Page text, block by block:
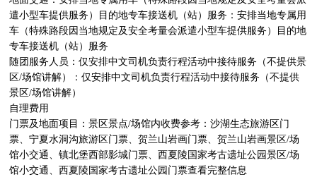
遣小型车提供服务）目的地专车接送机（站）服务：安排当地专属用
车（特殊路段因当地规定及安全考量会派遣小型车提供服务）目的地
专车接送机（站）服务
随团服务人员：仅安排中文司机负责行程活动中接待服务（不提供景
区/场馆讲解）：仅安排中文司机负责行程活动中接待服务（不提供
景区/场馆讲解）
自理费用
门票及地面项目：景区景点/场馆内收费参考：沙湖生态旅游区门
票、宁夏水洞沟旅游区门票、贺兰山岩画门票、贺兰山岩画景区/场
馆小交通、镇北堡西部影城门票、西夏陵国家考古遗址公园景区/场
馆小交通、西夏陵国家考古遗址公园门票查看完整信息